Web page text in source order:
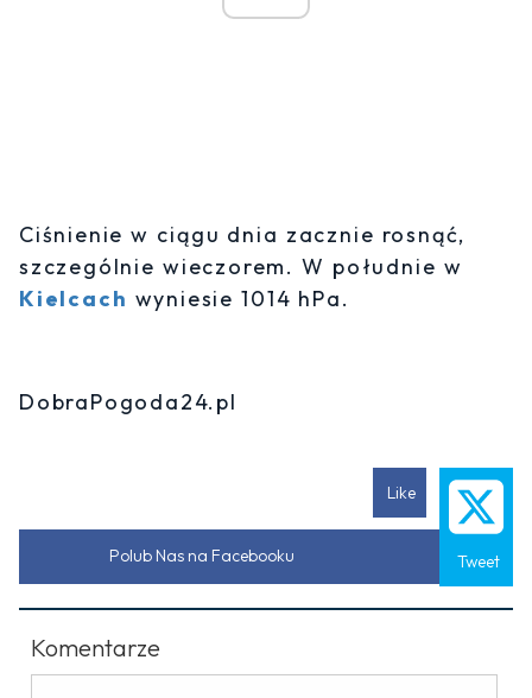
Ciśnienie w ciągu dnia zacznie rosnąć,
szczególnie wieczorem. W południe w
Kielcach wyniesie 1014 hPa.
DobraPogoda24.pl
Like
Tweet
Polub Nas na Facebooku
Komentarze